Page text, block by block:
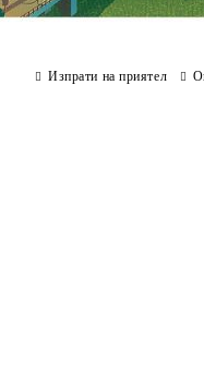
Изпрати на приятел